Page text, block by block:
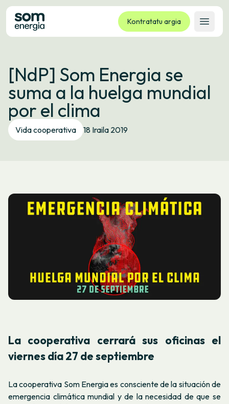
Kontratatu argia
Ireki
Tarifak
Zerbitzuak
Enpresak
Kooperatiba
Kontaktua
[NdP] Som Energia se
suma a la huelga mundial
por el clima
Vida cooperativa 18 Iraila 2019
La cooperativa cerrará sus oficinas el
viernes día 27 de septiembre
La cooperativa Som Energia es consciente de la situación de
emergencia climática mundial y de la necesidad de que se